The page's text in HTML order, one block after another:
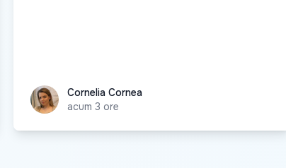
Cornelia Cornea
Cornelia Cornea
acum 3 ore